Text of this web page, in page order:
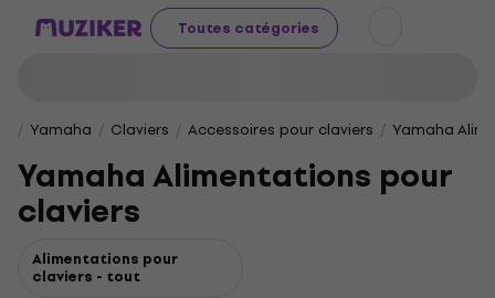
Toutes catégories
Yamaha Claviers Accessoires pour claviers Yamaha
Yamaha Alimentations pour
claviers
Alimentations pour
claviers - tout